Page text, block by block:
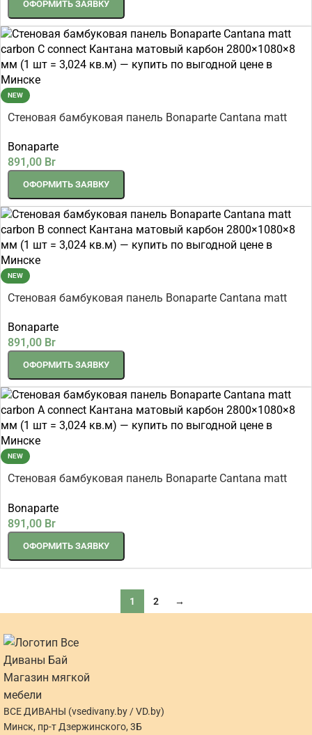
ОФОРМИТЬ ЗАЯВКУ
NEW
Стеновая бамбуковая панель Bonaparte Cantana matt
мм (1 шт = 3,024 кв.м)
Bonaparte
891,00 Br
ОФОРМИТЬ ЗАЯВКУ
NEW
Стеновая бамбуковая панель Bonaparte Cantana matt
мм (1 шт = 3,024 кв.м)
Bonaparte
891,00 Br
ОФОРМИТЬ ЗАЯВКУ
NEW
Стеновая бамбуковая панель Bonaparte Cantana matt
мм (1 шт = 3,024 кв.м)
Bonaparte
891,00 Br
ОФОРМИТЬ ЗАЯВКУ
1 2 →
ВСЕ ДИВАНЫ (vsedivany.by / VD.by)
Минск, пр-т Дзержинского, 3Б